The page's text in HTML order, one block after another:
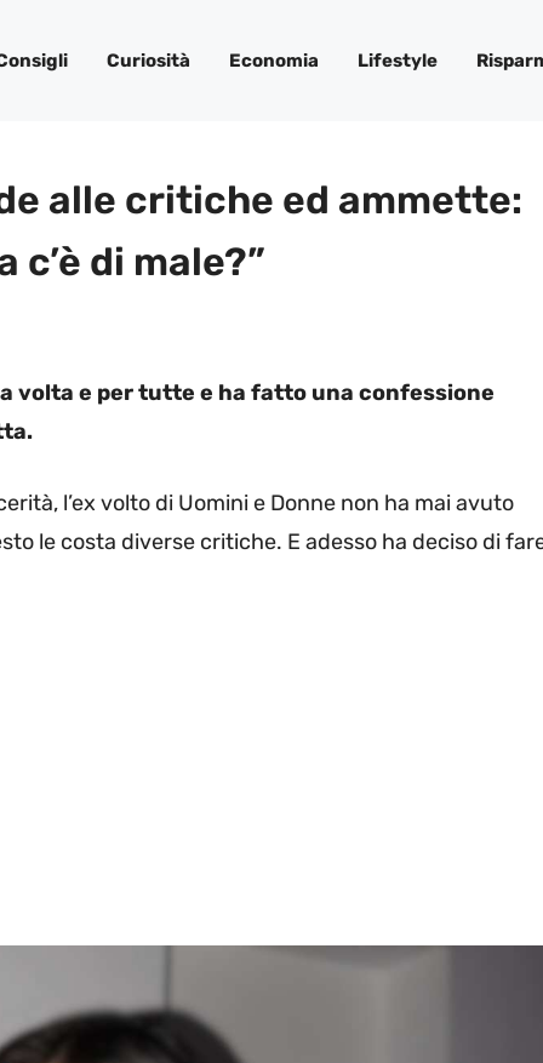
Curiosità Economia Lifestyle
alle critiche ed ammette:
di male?”
volta e per tutte e ha fatto una confessione
l’ex volto di Uomini e Donne non ha mai avuto
le costa diverse critiche. E adesso ha deciso di